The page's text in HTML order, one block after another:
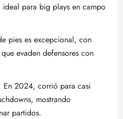
ideal para big plays en campo
pies es excepcional, con
evaden defensores con
En 2024, corrió para casi
mostrando
partidos.